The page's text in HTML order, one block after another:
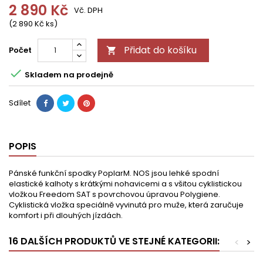
2 890 Kč
(2 890 Kč ks)
Vč. DPH
Počet  Přidat do košíku
 Skladem na prodejně
Sdílet
POPIS
Pánské funkční spodky PoplarM. NOS jsou lehké spodní
elastické kalhoty s krátkými nohavicemi a s všitou cyklistickou
vložkou Freedom SAT s povrchovou úpravou Polygiene.
Cyklistická vložka speciálně vyvinutá pro muže, která zaručuje
komfort i při dlouhých jízdách.
16 DALŠÍCH PRODUKTŮ VE STEJNÉ KATEGORII: >
<